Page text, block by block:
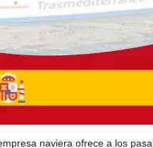
naviera ofrece a los